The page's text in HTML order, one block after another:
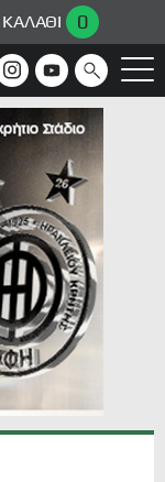
ΚΑΛΑΘΙ 0